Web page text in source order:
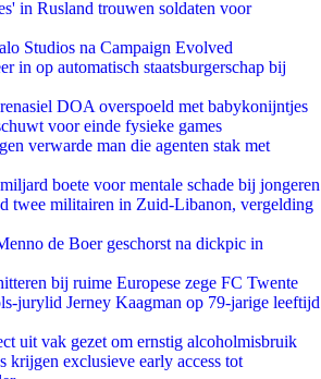
in Rusland trouwen soldaten voor
Studios na Campaign Evolved
in op automatisch staatsburgerschap bij
DOA overspoeld met babykonijntjes
voor einde fysieke games
verwarde man die agenten stak met
boete voor mentale schade bij jongeren
twee militairen in Zuid-Libanon, vergelding
de Boer geschorst na dickpic in
bij ruime Europese zege FC Twente
jurylid Jerney Kaagman op 79-jarige leeftijd
uit vak gezet om ernstig alcoholmisbruik
krijgen exclusieve early access tot